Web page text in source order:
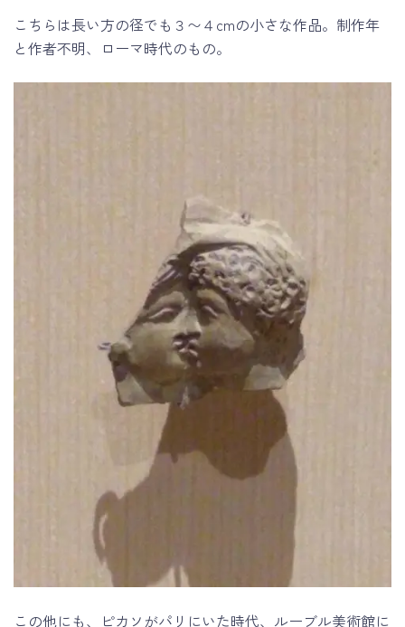
こちらは長い方の径でも３〜４cmの小さな作品。制作年
と作者不明、ローマ時代のもの。
この他にも、ピカソがパリにいた時代、ルーブル美術館に